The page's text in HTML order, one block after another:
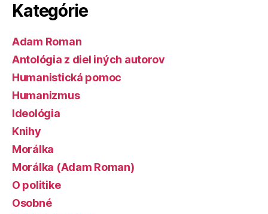
Kategórie
Adam Roman
Antológia z diel iných autorov
Humanistická pomoc
Humanizmus
Ideológia
Knihy
Morálka
Morálka (Adam Roman)
O politike
Osobné